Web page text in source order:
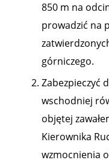
850 m na
prowadzić na
górniczego.
Zabezpieczyć
wschodniej
objętej
Kierownika
wzmocnienia